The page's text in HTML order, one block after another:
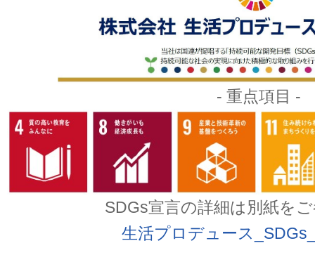
- 重点項目 -
SDGs宣言の詳細は別紙を
生活プロデュース